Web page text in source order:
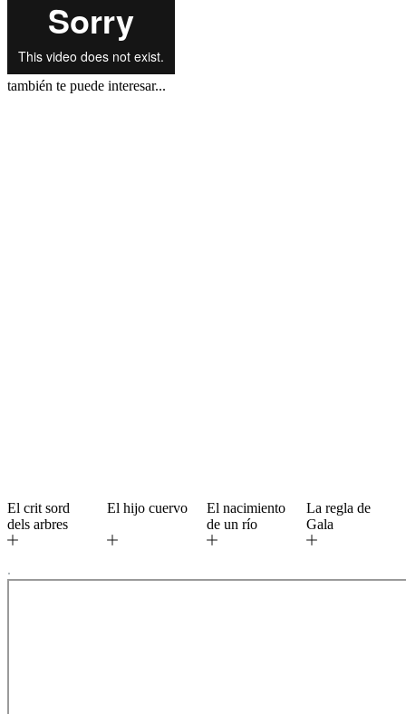
también te puede interesar...
El crit sord
dels arbres
El hijo cuervo
El nacimiento
de un río
La regla de
Gala